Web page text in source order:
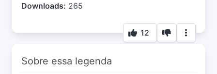
Downloads: 265
12
Sobre essa legenda